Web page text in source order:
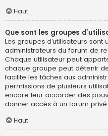
Haut
Que sont les groupes
Les groupes d’utilisateurs sont
administrateurs du forum de
Chaque utilisateur peut
chaque groupe peut détenir
facilite les tâches aux
permissions de plusieurs
encore leur accorder des
donner accès à un forum privé.
Haut